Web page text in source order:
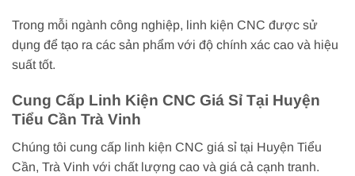
Trong mỗi ngành công nghiệp, linh kiện CNC được sử
dụng để tạo ra các sản phẩm với độ chính xác cao và hiệu
suất tốt.
Cung Cấp Linh Kiện CNC Giá Sỉ Tại Huyện
Tiểu Cần Trà Vinh
Chúng tôi cung cấp linh kiện CNC giá sỉ tại Huyện Tiểu
Cần, Trà Vinh với chất lượng cao và giá cả cạnh tranh.